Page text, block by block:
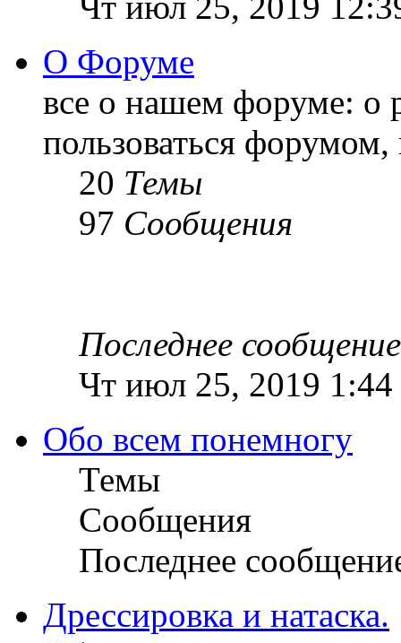
О Форуме
все о нашем форуме: о
пользоваться
20 Темы
97 Сообщения
Последнее сообщение
Чт июл 25, 2019 1:44
Обо всем понемногу
Темы
Сообщения
Последнее
Дрессировка и натаска.